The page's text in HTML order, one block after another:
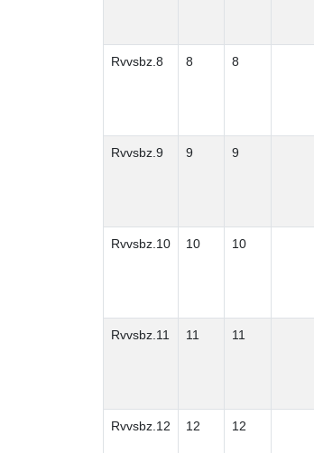
Rvvsbz.8 8 8
Rvvsbz.9 9 9
Rvvsbz.10 10 10
Rvvsbz.11 11 11
Rvvsbz.12 12 12